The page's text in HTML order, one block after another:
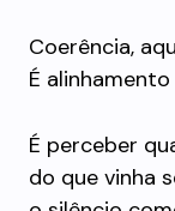
Coerência,
É
É perceber
do que vinha